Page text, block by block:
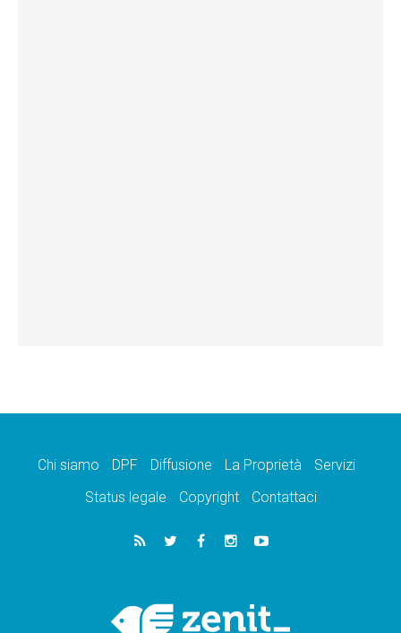
Chi siamo DPF Diffusione La Proprietà
Servizi
Status legale
Copyright Contattaci